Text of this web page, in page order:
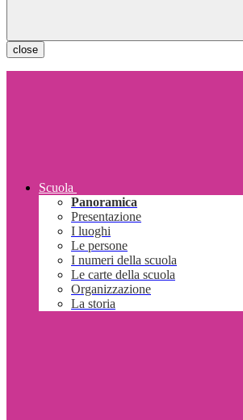
close
Scuola
Panoramica
Presentazione
I luoghi
Le persone
I numeri della scuola
Le carte della scuola
Organizzazione
La storia